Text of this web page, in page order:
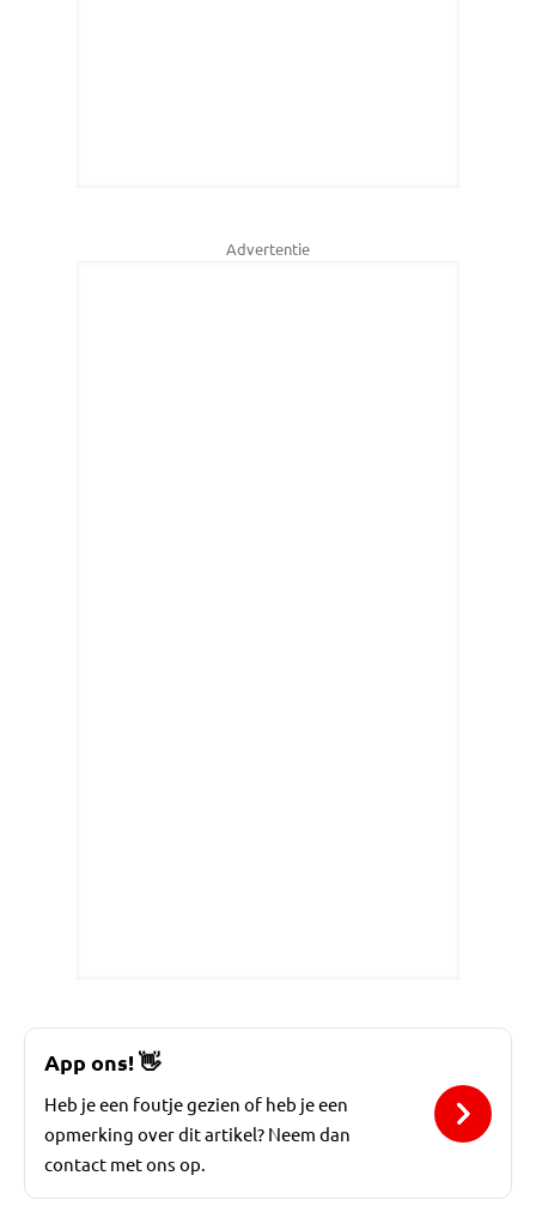
Advertentie
App ons!👋
Heb je een foutje gezien of heb je een
opmerking over dit artikel? Neem dan
contact met ons op.